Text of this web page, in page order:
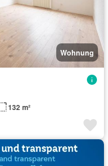
Wohnung
132 m²